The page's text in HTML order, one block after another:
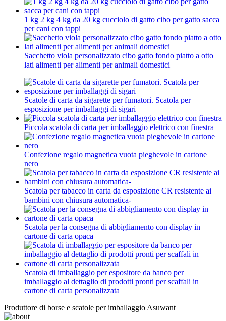
1 kg 2 kg 4 kg da 20 kg cucciolo di gatto cibo per gatto sacca
per cani con tappi
Sacchetto viola personalizzato cibo gatto fondo piatto a otto
lati alimenti per alimenti per animali domestici
Scatole di carta da sigarette per fumatori. Scatola per
esposizione per imballaggi di sigari
Piccola scatola di carta per imballaggio elettrico con finestra
Confezione regalo magnetica vuota pieghevole in cartone
nero
Scatola per tabacco in carta da esposizione CR resistente ai
bambini con chiusura automatica-
Scatola per la consegna di abbigliamento con display in
cartone di carta opaca
Scatola di imballaggio per espositore da banco per
imballaggio al dettaglio di prodotti pronti per scaffali in
cartone di carta personalizzata
Produttore di borse e scatole per imballaggio Asuwant